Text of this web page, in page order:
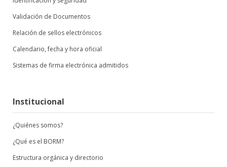
Validación de Documentos
Relación de sellos electrónicos
Calendario, fecha y hora oficial
Sistemas de firma electrónica admitidos
Institucional
¿Quiénes somos?
¿Qué es el BORM?
Estructura orgánica y directorio